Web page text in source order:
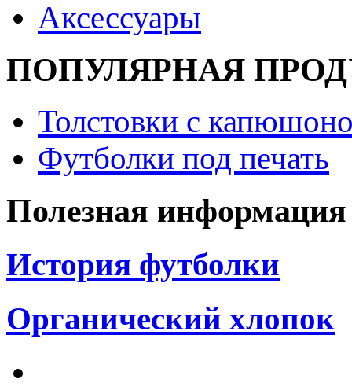
Аксессуары
ПОПУЛЯРНАЯ
Толстовки с
Футболки под печать
Полезная информация
История футболки
Органический хлопок